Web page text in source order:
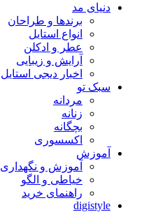
دنیای مد
برندها و طراحان
انواع استایل
عطر و ادکلن
آرایش و زیبایی
اخبار دیجی استایل
سبک تو
مردانه
زنانه
بچگانه
اکسسوری
آموزش
آموزش و نگهداری
خیاطی و الگو
راهنمای خرید
digistyle